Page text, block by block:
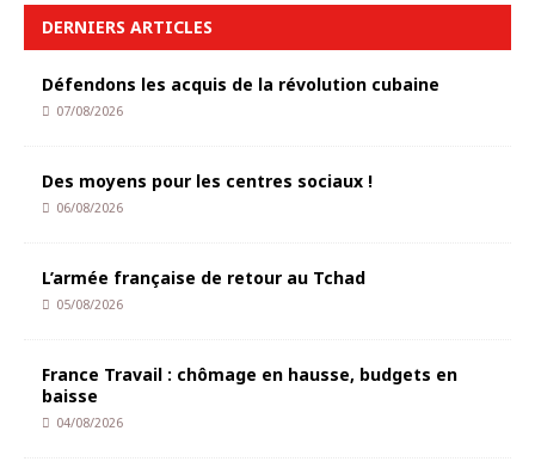
DERNIERS ARTICLES
Défendons les acquis de la révolution cubaine
07/08/2026
Des moyens pour les centres sociaux !
06/08/2026
L’armée française de retour au Tchad
05/08/2026
France Travail : chômage en hausse, budgets en
baisse
04/08/2026